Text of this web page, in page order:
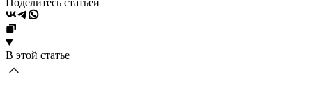
В этой статье